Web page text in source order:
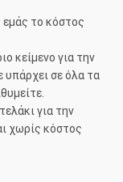
εμάς το κόστος
κείμενο για την
υπάρχει σε όλα τα
για την
χωρίς κόστος